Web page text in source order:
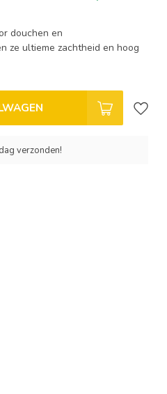
douchen en
ze ultieme zachtheid en hoog
verzonden!